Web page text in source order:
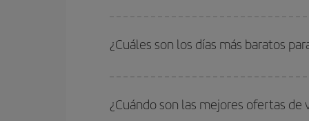
fechas y horarios de ida y vuelta.
¿Cuáles son los días más baratos
quieres ir y en qué fechas habías pensado
para que puedas encontrar la mejor oferta.
¿Cuándo son las mejores ofertas de